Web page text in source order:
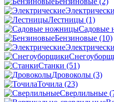
Лестницы (1)
Садовые
Бензиновые (10)
Станки (51)
Дровоколы (3)
Точила (23)
Сверлильные